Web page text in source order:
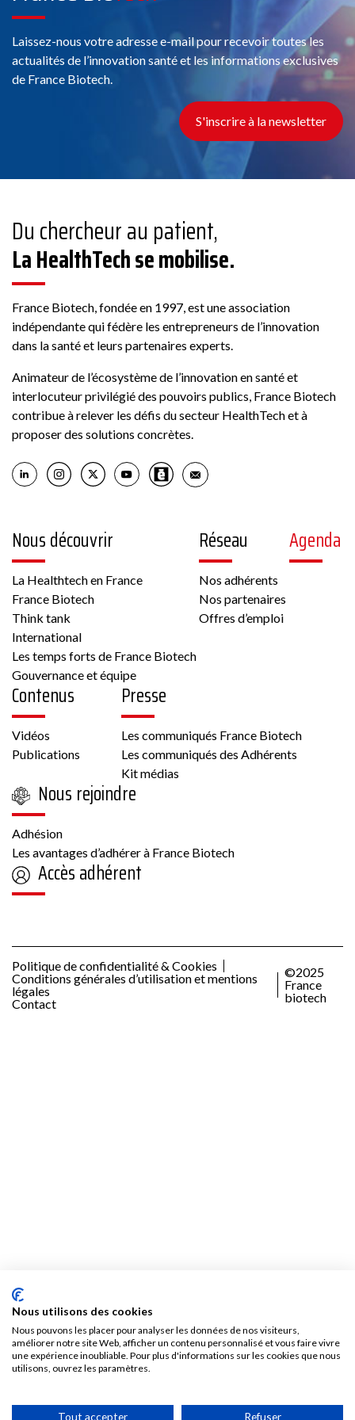
Laissez-nous votre adresse e-mail pour recevoir toutes les
actualités de l’innovation santé et les informations exclusives
de France Biotech.
S'inscrire à la newsletter
Du chercheur au patient,
La HealthTech se mobilise.
France Biotech, fondée en 1997, est une association
indépendante qui fédère les entrepreneurs de l’innovation
dans la santé et leurs partenaires experts.
Animateur de l’écosystème de l’innovation en santé et
interlocuteur privilégié des pouvoirs publics, France Biotech
contribue à relever les défis du secteur HealthTech et à
proposer des solutions concrètes.
Nous découvrir
La Healthtech en France
France Biotech
Think tank
International
Les temps forts de France Biotech
Gouvernance et équipe
Réseau
Nos adhérents
Nos partenaires
Offres d’emploi
Agenda
Contenus
Vidéos
Publications
Presse
Les communiqués France Biotech
Les communiqués des Adhérents
Kit médias
Nous rejoindre
Adhésion
Les avantages d’adhérer à France Biotech
Accès adhérent
Politique de confidentialité & Cookies
Conditions générales d’utilisation et mentions
légales
Contact
©2025
France
biotech
Nous utilisons des cookies
Nous pouvons les placer pour analyser les données de nos visiteurs,
améliorer notre site Web, afficher un contenu personnalisé et vous faire vivre
une expérience inoubliable. Pour plus d'informations sur les cookies que nous
utilisons, ouvrez les paramètres.
Tout accepter Refuser